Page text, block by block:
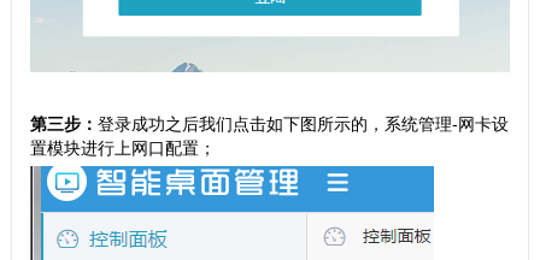
第三步： 登录成功之后我们点击如下图所示的，系统管理-网卡设
置模块进行上网口配置；